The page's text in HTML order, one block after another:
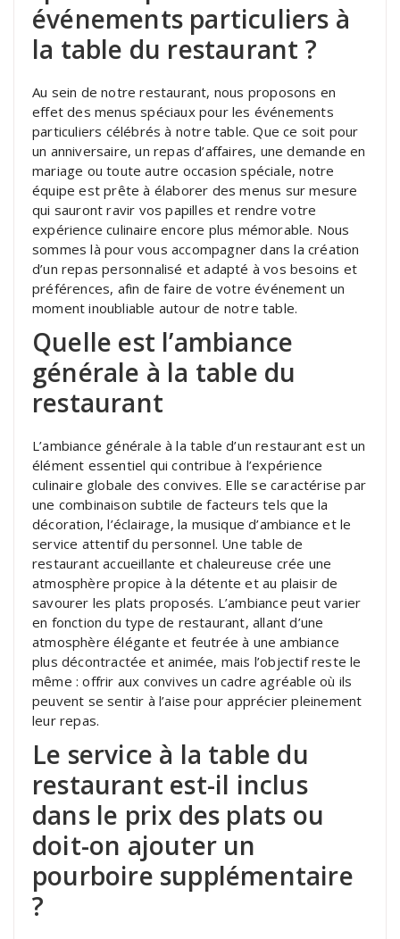
événements particuliers à
la table du restaurant ?
Au sein de notre restaurant, nous proposons en
effet des menus spéciaux pour les événements
particuliers célébrés à notre table. Que ce soit pour
un anniversaire, un repas d’affaires, une demande en
mariage ou toute autre occasion spéciale, notre
équipe est prête à élaborer des menus sur mesure
qui sauront ravir vos papilles et rendre votre
expérience culinaire encore plus mémorable. Nous
sommes là pour vous accompagner dans la création
d’un repas personnalisé et adapté à vos besoins et
préférences, afin de faire de votre événement un
moment inoubliable autour de notre table.
Quelle est l’ambiance
générale à la table du
restaurant
L’ambiance générale à la table d’un restaurant est un
élément essentiel qui contribue à l’expérience
culinaire globale des convives. Elle se caractérise par
une combinaison subtile de facteurs tels que la
décoration, l’éclairage, la musique d’ambiance et le
service attentif du personnel. Une table de
restaurant accueillante et chaleureuse crée une
atmosphère propice à la détente et au plaisir de
savourer les plats proposés. L’ambiance peut varier
en fonction du type de restaurant, allant d’une
atmosphère élégante et feutrée à une ambiance
plus décontractée et animée, mais l’objectif reste le
même : offrir aux convives un cadre agréable où ils
peuvent se sentir à l’aise pour apprécier pleinement
leur repas.
Le service à la table du
restaurant est-il inclus
dans le prix des plats ou
doit-on ajouter un
pourboire supplémentaire
?